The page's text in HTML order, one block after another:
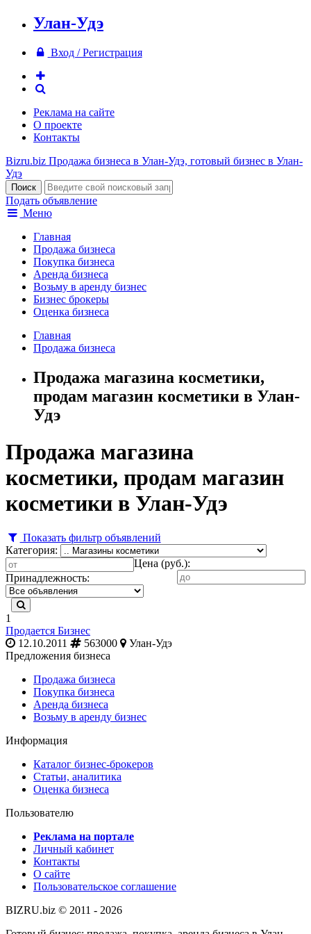
Улан-Удэ
Вход / Регистрация
Реклама на сайте
О проекте
Контакты
Bizru.biz Продажа бизнеса в Улан-Удэ, готовый бизнес в Улан-
Удэ
Подать объявление
Меню
Главная
Продажа бизнеса
Покупка бизнеса
Аренда бизнеса
Возьму в аренду бизнес
Бизнес брокеры
Оценка бизнеса
Главная
Продажа бизнеса
Продажа магазина косметики,
продам магазин косметики в Улан-
Удэ
Продажа магазина
косметики, продам магазин
косметики в Улан-Удэ
Показать фильтр объявлений
Категория:
Цена (руб.):
Принадлежность:
1
Продается Бизнес
12.10.2011
563000
Улан-Удэ
Предложения бизнеса
Продажа бизнеса
Покупка бизнеса
Аренда бизнеса
Возьму в аренду бизнес
Информация
Каталог бизнес-брокеров
Статьи, аналитика
Оценка бизнеса
Пользователю
Реклама на портале
Личный кабинет
Контакты
О сайте
Пользовательское соглашение
BIZRU.biz © 2011 - 2026